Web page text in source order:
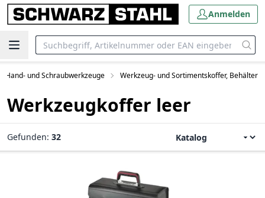
Anmelden
Hand- und Schraubwerkzeuge Werkzeug- und Sortimentskoffer, Behälter
Werkzeugkoffer leer
Gefunden: 32